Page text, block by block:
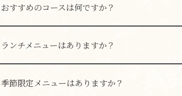
おすすめのコースは何ですか？
ランチメニューはありますか？
ランチメニューはございません。
季節限定メニューはありますか？